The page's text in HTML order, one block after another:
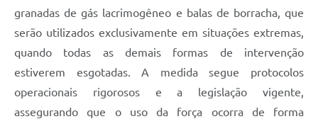
granadas de gás lacrimogêneo e balas de borracha, que
serão utilizados exclusivamente em situações extremas,
quando todas as demais formas de intervenção
estiverem esgotadas. A medida segue protocolos
operacionais rigorosos e a legislação vigente,
assegurando que o uso da força ocorra de forma